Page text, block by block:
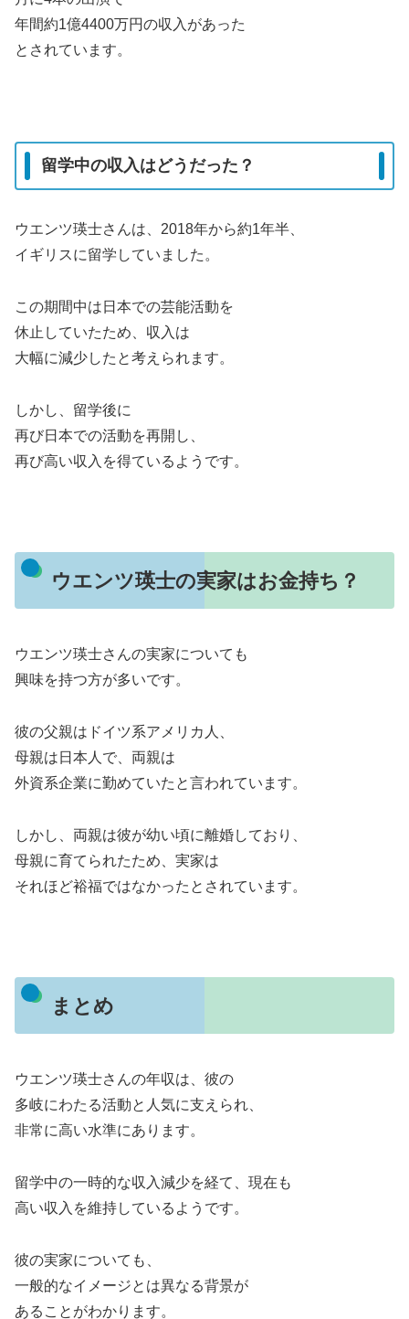
年間約1億4400万円の収入があった
とされています。
留学中の収入はどうだった？
ウエンツ瑛士さんは、2018年から約1年半、
イギリスに留学していました。
この期間中は日本での芸能活動を
休止していたため、収入は
大幅に減少したと考えられます。
しかし、留学後に
再び日本での活動を再開し、
再び高い収入を得ているようです。
ウエンツ瑛士の実家はお金持ち？
ウエンツ瑛士さんの実家についても
興味を持つ方が多いです。
彼の父親はドイツ系アメリカ人、
母親は日本人で、両親は
外資系企業に勤めていたと言われています。
しかし、両親は彼が幼い頃に離婚しており、
母親に育てられたため、実家は
それほど裕福ではなかったとされています。
まとめ
ウエンツ瑛士さんの年収は、彼の
多岐にわたる活動と人気に支えられ、
非常に高い水準にあります。
留学中の一時的な収入減少を経て、現在も
高い収入を維持しているようです。
彼の実家についても、
一般的なイメージとは異なる背景が
あることがわかります。